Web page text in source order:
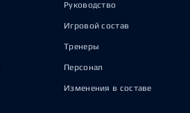
Руководство
Игровой состав
Тренеры
Персонал
Изменения в составе